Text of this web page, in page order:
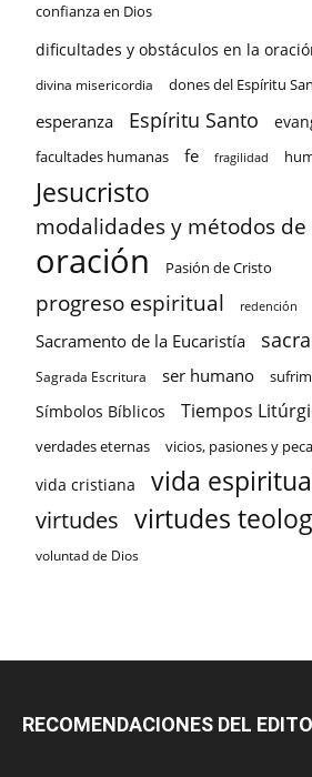
confianza en Dios
dificultades y obstáculos en la
divina misericordia dones del Espíritu
esperanza Espíritu Santo
facultades humanas fe fragilidad
Jesucristo
modalidades y métodos de
oración Pasión de Cristo
progreso espiritual redención
Sacramento de la Eucaristía
Sagrada Escritura ser humano
Símbolos Bíblicos Tiempos
verdades eternas vicios, pasiones y
vida cristiana vida
virtudes virtudes
voluntad de Dios
RECOMENDACIONES DEL